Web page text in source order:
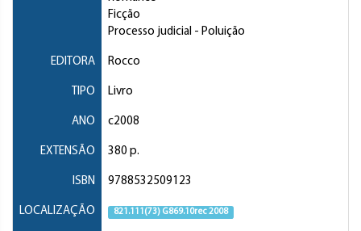
Ficção
Processo judicial - Poluição
EDITORA Rocco
TIPO Livro
ANO c2008
EXTENSÃO 380 p.
ISBN 9788532509123
LOCALIZAÇÃO 821.111(73) G869.10rec 2008